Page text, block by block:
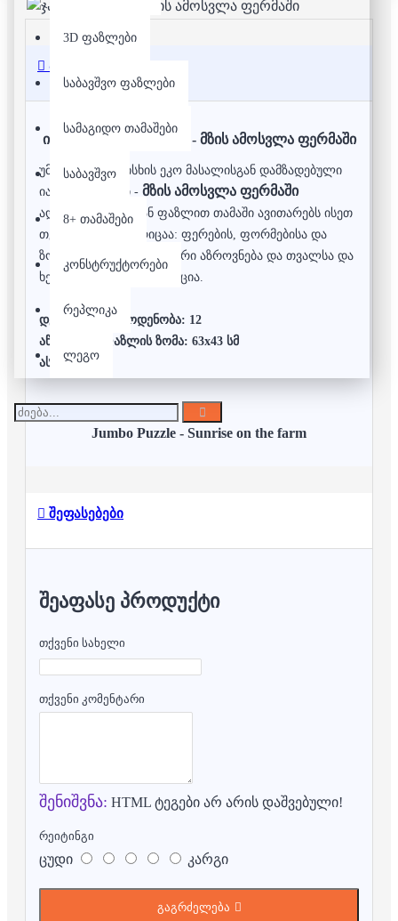
3D ფაზლები
საბავშვო ფაზლები
სამაგიდო თამაშები
საბავშვო
8+ თამაშები
კონსტრუქტორები
რეპლიკა
ლეგო
აღწერა
იატაკის ჯამბო ფაზლი - მზის ამოსვლა ფერმაში
უმაღლესი ხარისხის ეკო მასალისგან დამზადებული
იატაკის ფაზლი - მზის ამოსვლა ფერმაში
ადრეული ასაკიდან ფაზლით თამაში ავითარებს ისეთ
თვისებებს როგორიცაა: ფერების, ფორმებისა და
ზომების აღქმა, ლოგიკური აზროვნება და თვალსა და
ხელს შორის კოორდინაცია.
დეტალების რაოდენობა: 12
აწყობილი ფაზლის ზომა: 63x43 სმ
ასაკი: 3+
Jumbo Puzzle - Sunrise on the farm
შეფასებები
ᲨᲔᲐᲤᲐᲡᲔ ᲞᲠᲝᲓᲣᲥᲢᲘ
თქვენი სახელი
თქვენი კომენტარი
შენიშვნა: HTML ტეგები არ არის დაშვებული!
რეიტინგი
ცუდი კარგი
გაგრძელება